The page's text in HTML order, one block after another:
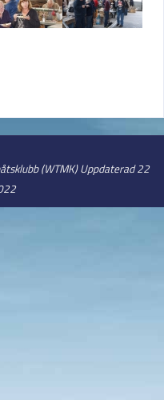
(WTMK) Uppdaterad 22